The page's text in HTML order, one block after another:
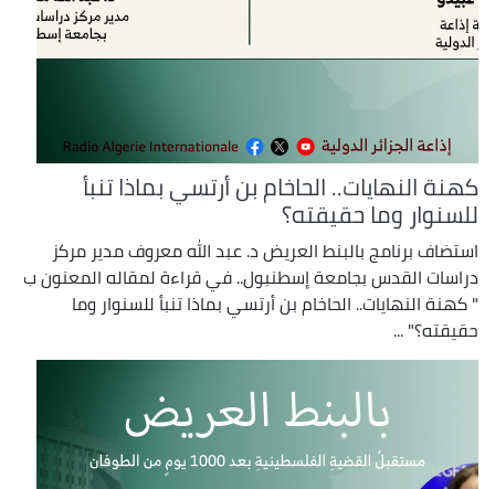
كهنة النهايات.. الحاخام بن أرتسي بماذا تنبأ
للسنوار وما حقيقته؟
استضاف برنامج بالبنط العريض د. عبد الله معروف مدير مركز
دراسات القدس بجامعة إسطنبول.. في قراءة لمقاله المعنون ب
" كهنة النهايات.. الحاخام بن أرتسي بماذا تنبأ للسنوار وما
حقيقته؟" ...